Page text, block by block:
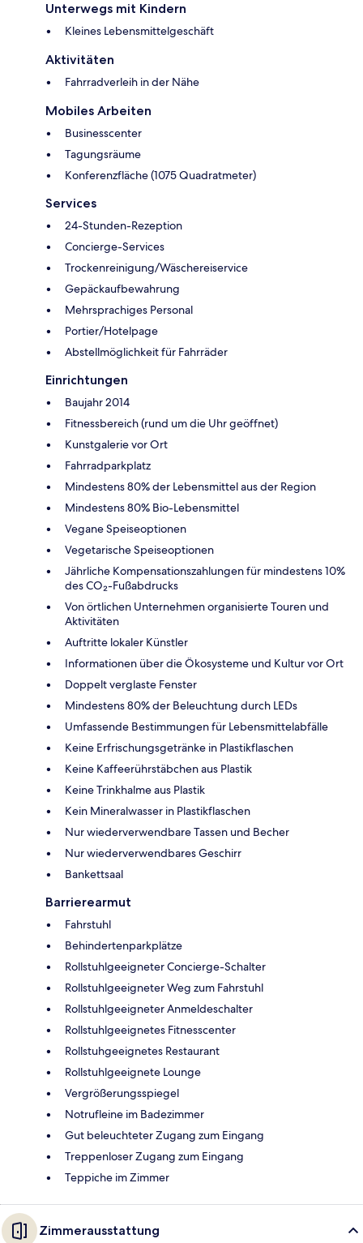
Unterwegs mit Kindern
Kleines Lebensmittelgeschäft
Aktivitäten
Fahrradverleih in der Nähe
Mobiles Arbeiten
Businesscenter
Tagungsräume
Konferenzfläche (1075 Quadratmeter)
Services
24-Stunden-Rezeption
Concierge-Services
Trockenreinigung/Wäschereiservice
Gepäckaufbewahrung
Mehrsprachiges Personal
Portier/Hotelpage
Abstellmöglichkeit für Fahrräder
Einrichtungen
Baujahr 2014
Fitnessbereich (rund um die Uhr geöffnet)
Kunstgalerie vor Ort
Fahrradparkplatz
Mindestens 80% der Lebensmittel aus der Region
Mindestens 80% Bio-Lebensmittel
Vegane Speiseoptionen
Vegetarische Speiseoptionen
Jährliche Kompensationszahlungen für mindestens 10%
des CO₂-Fußabdrucks
Von örtlichen Unternehmen organisierte Touren und
Aktivitäten
Auftritte lokaler Künstler
Informationen über die Ökosysteme und Kultur vor Ort
Doppelt verglaste Fenster
Mindestens 80% der Beleuchtung durch LEDs
Umfassende Bestimmungen für Lebensmittelabfälle
Keine Erfrischungsgetränke in Plastikflaschen
Keine Kaffeerührstäbchen aus Plastik
Keine Trinkhalme aus Plastik
Kein Mineralwasser in Plastikflaschen
Nur wiederverwendbare Tassen und Becher
Nur wiederverwendbares Geschirr
Bankettsaal
Barrierearmut
Fahrstuhl
Behindertenparkplätze
Rollstuhlgeeigneter Concierge-Schalter
Rollstuhlgeeigneter Weg zum Fahrstuhl
Rollstuhlgeeigneter Anmeldeschalter
Rollstuhlgeeignetes Fitnesscenter
Rollstuhgeeignetes Restaurant
Rollstuhlgeeignete Lounge
Vergrößerungsspiegel
Notrufleine im Badezimmer
Gut beleuchteter Zugang zum Eingang
Treppenloser Zugang zum Eingang
Teppiche im Zimmer
Zimmerausstattung